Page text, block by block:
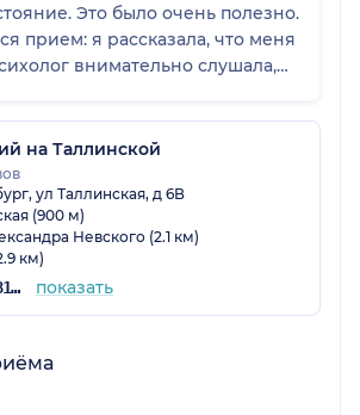
Это было очень полезно.
прием: я рассказала, что меня
внимательно слушала,
картины причинно-
связи этого состояния. Стало
на Таллинской
ул Таллинская, д 6В
(900 м)
Невского (2.1 км)
км)
+7 (812) 509-81-85 показать